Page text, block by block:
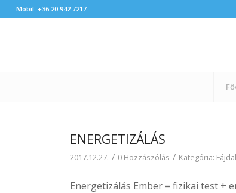
Mobil: +36 20 942 7217
ENERGETIZÁLÁS
2017.12.27. / 0 Hozzászólás / Kategória:
Energetizálás Ember = fizikai test +